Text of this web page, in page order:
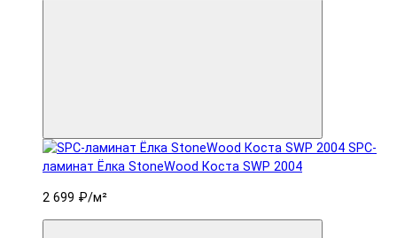
SPC-
ламинат Ëлка StoneWood Коста SWP 2004
2 699 ₽/м²